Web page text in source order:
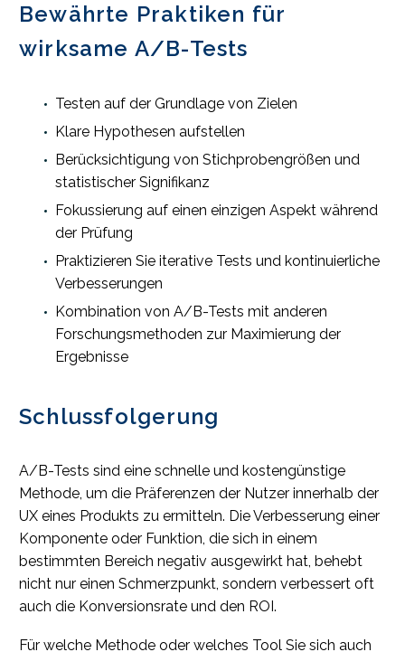
Bewährte Praktiken für
wirksame A/B-Tests
Testen auf der Grundlage von Zielen
Klare Hypothesen aufstellen
Berücksichtigung von Stichprobengrößen und
statistischer Signifikanz
Fokussierung auf einen einzigen Aspekt während
der Prüfung
Praktizieren Sie iterative Tests und kontinuierliche
Verbesserungen
Kombination von A/B-Tests mit anderen
Forschungsmethoden zur Maximierung der
Ergebnisse
Schlussfolgerung
A/B-Tests sind eine schnelle und kostengünstige
Methode, um die Präferenzen der Nutzer innerhalb der
UX eines Produkts zu ermitteln. Die Verbesserung einer
Komponente oder Funktion, die sich in einem
bestimmten Bereich negativ ausgewirkt hat, behebt
nicht nur einen Schmerzpunkt, sondern verbessert oft
auch die Konversionsrate und den ROI.
Für welche Methode oder welches Tool Sie sich auch